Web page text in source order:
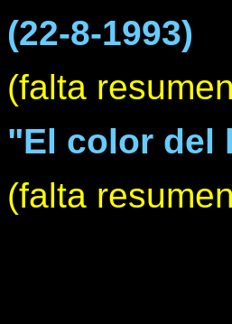
(22-8-1993)
(falta
"El color del
(falta